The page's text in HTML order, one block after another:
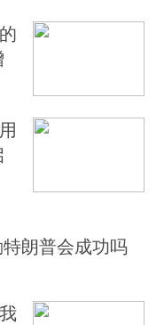
特朗普会成功吗